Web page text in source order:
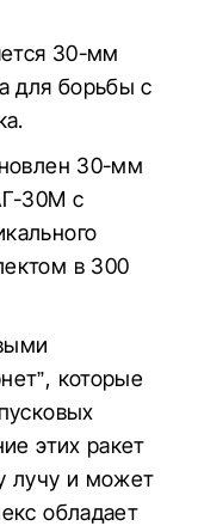
30-мм
для борьбы с
30-мм
30М с
в 300
которые
этих ракет
лучу и может
обладает